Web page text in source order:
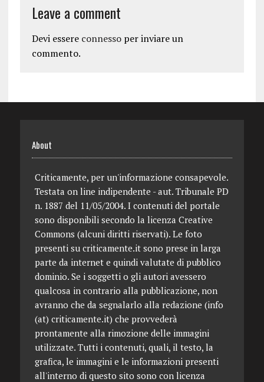
Leave a comment
Devi essere connessoper inviare un
commento.
About
Criticamente, per un'informazione consapevole.
Testata on line indipendente - aut. Tribunale PD
n. 1887 del 11/05/2004. I contenuti del portale
sono disponibili secondo la licenza Creative
Commons (alcuni diritti riservati). Le foto
presenti su criticamente.it sono prese in larga
parte da internet e quindi valutate di pubblico
dominio. Se i soggetti o gli autori avessero
qualcosa in contrario alla pubblicazione, non
avranno che da segnalarlo alla redazione (info
(at) criticamente.it) che provvederà
prontamente alla rimozione delle immagini
utilizzate. Tutti i contenuti, quali, il testo, la
grafica, le immagini e le informazioni presenti
all'interno di questo sito sono con licenza